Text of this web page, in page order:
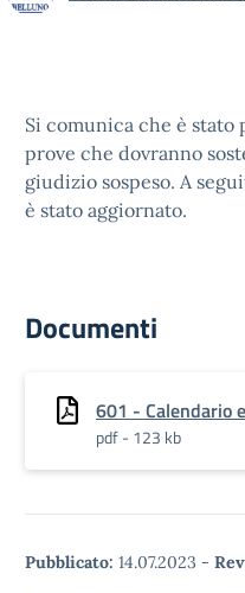
Si comunica che è
prove che dovranno
giudizio sospeso. A
è stato aggiornato.
Documenti
601 - Calendario
pdf - 123 kb
Pubblicato: 14.07.2023 -